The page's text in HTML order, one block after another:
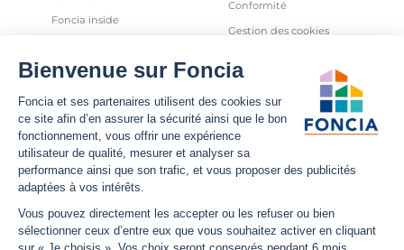
Foncia inside
Partenaires
Conformité
Gestion des cookies
et autres traceurs
Sécurité informatique
Déclaration d'accessibilité
Infos utiles
Nous contacter
Trouver une agence
Estimation bien immobilier
Nous suivre
X
LinkedIn